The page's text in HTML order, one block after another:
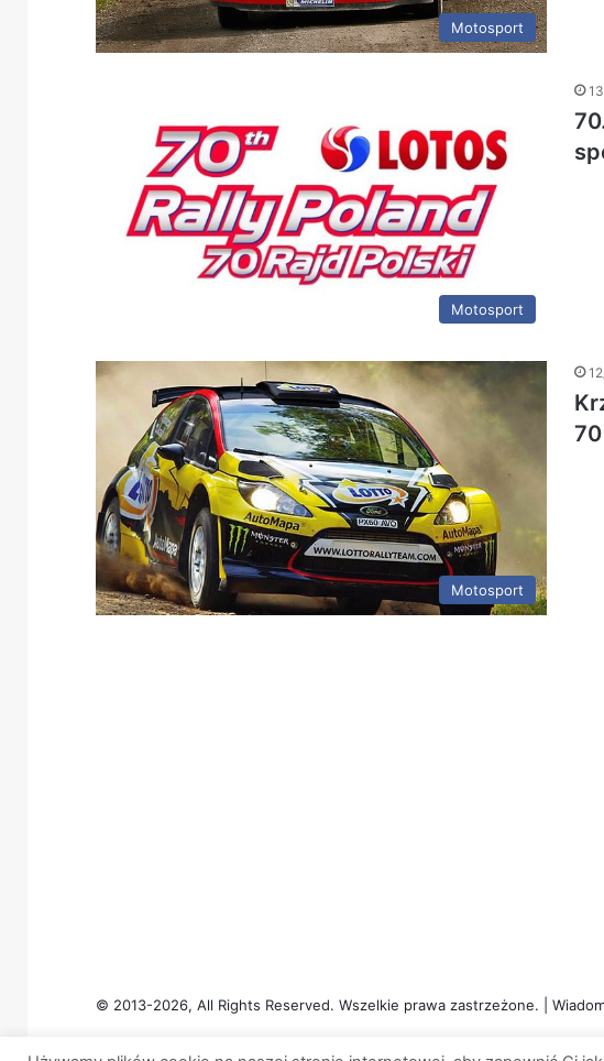
Motosport
Motosport
Motosport
© 2013-2026, All Rights Reserved. Wszelkie prawa zastrzeżone. |